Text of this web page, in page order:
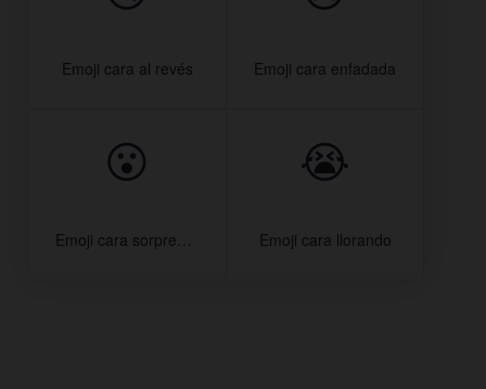
Emoji cara al revés Emoji cara enfadada
😮
Emoji cara sorprendida
😭
Emoji cara llorando